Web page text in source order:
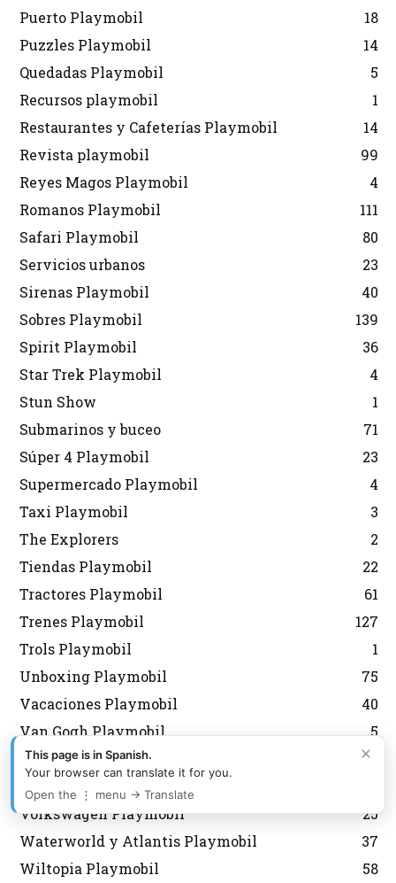
Puerto Playmobil
18
Puzzles Playmobil
14
Quedadas Playmobil
5
Recursos playmobil
1
Restaurantes y Cafeterías Playmobil
14
Revista playmobil
99
Reyes Magos Playmobil
4
Romanos Playmobil
111
Safari Playmobil
80
Servicios urbanos
23
Sirenas Playmobil
40
Sobres Playmobil
139
Spirit Playmobil
36
Star Trek Playmobil
4
Stun Show
1
Submarinos y buceo
71
Súper 4 Playmobil
23
Supermercado Playmobil
4
Taxi Playmobil
3
The Explorers
2
Tiendas Playmobil
22
Tractores Playmobil
61
Trenes Playmobil
127
Trols Playmobil
1
Unboxing Playmobil
75
Vacaciones Playmobil
40
Van Gogh Playmobil
5
Verano y Playa Playmobil
210
Veterinario Playmobil
Volkswagen Playmobil
25
Waterworld y Atlantis Playmobil
37
Wiltopia Playmobil
58
×
This page is in Spanish.
Your browser can translate it for you.
Open the ⋮ menu → Translate